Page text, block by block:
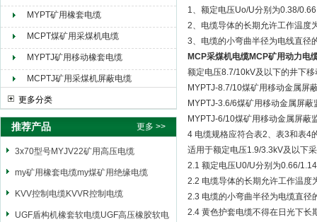
MYPT矿用橡套电缆
MCPT煤矿用采煤机电缆
MYPTJ矿用移动橡套电缆
MCPTJ矿用采煤机屏蔽电缆
更多分类
推荐产品 更多 >>
3x70型号MYJV22矿用高压电缆
my矿用橡套电缆my煤矿用绝缘电缆
KVV控制电缆KVVR控制电缆
UGF盾构机橡套软电缆UGF高压橡胶软电
1、额定电压Uo/U分别为0.38/
2、电缆导体的长期允许工作温度
3、电缆的小弯曲半径为电线直径
MCP采煤机电缆MCP矿用动力电
额定电压8.7/10kV及以下的井下
MYPTJ-8.7/10煤矿用移动金属屏
MYPTJ-3.6/6煤矿用移动金属屏蔽
MYPTJ-6/10煤矿用移动金属屏蔽
4 电缆规格应符合表2、表3和表4
适用于额定电压1.9/3.3kV及以下
2.1 额定电压U0/U分别为0.66/
2.2 电缆导体的长期允许工作温度
2.3 电缆的小弯曲半径为电缆直径
2.4 黄色护套电缆不得在日光下长